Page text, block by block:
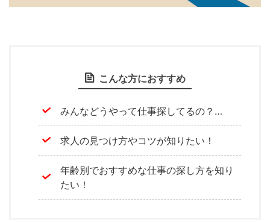
こんな方におすすめ
みんなどうやって仕事探してるの？…
求人の見つけ方やコツが知りたい！
年齢別でおすすめな仕事の探し方を知り
たい！